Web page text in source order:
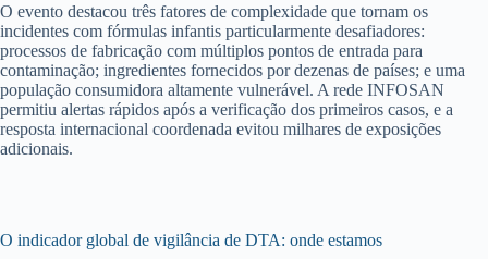
O evento destacou três fatores de complexidade que tornam os
incidentes com fórmulas infantis particularmente desafiadores:
processos de fabricação com múltiplos pontos de entrada para
contaminação; ingredientes fornecidos por dezenas de países; e uma
população consumidora altamente vulnerável. A rede INFOSAN
permitiu alertas rápidos após a verificação dos primeiros casos, e a
resposta internacional coordenada evitou milhares de exposições
adicionais.
O indicador global de vigilância de DTA: onde estamos